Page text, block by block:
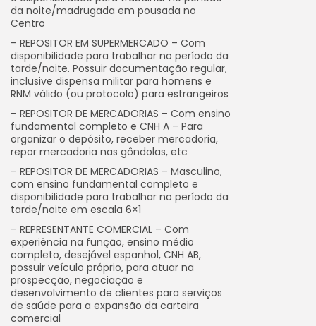
da noite/madrugada em pousada no
Centro
– REPOSITOR EM SUPERMERCADO – Com
disponibilidade para trabalhar no período da
tarde/noite. Possuir documentação regular,
inclusive dispensa militar para homens e
RNM válido (ou protocolo) para estrangeiros
– REPOSITOR DE MERCADORIAS – Com ensino
fundamental completo e CNH A – Para
organizar o depósito, receber mercadoria,
repor mercadoria nas gôndolas, etc
– REPOSITOR DE MERCADORIAS – Masculino,
com ensino fundamental completo e
disponibilidade para trabalhar no período da
tarde/noite em escala 6×1
– REPRESENTANTE COMERCIAL – Com
experiência na função, ensino médio
completo, desejável espanhol, CNH AB,
possuir veículo próprio, para atuar na
prospecção, negociação e
desenvolvimento de clientes para serviços
de saúde para a expansão da carteira
comercial